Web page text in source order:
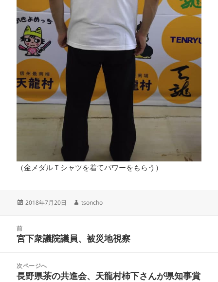
（金メダルＴシャツを着てパワーをもらう）
投
2018年7月20日
作
tsoncho
前
前
投
稿:
宮下衆議院議員、被災地視察
次ページへ
次
長野県茶の共進会、天龍村柿下さんが県知事賞